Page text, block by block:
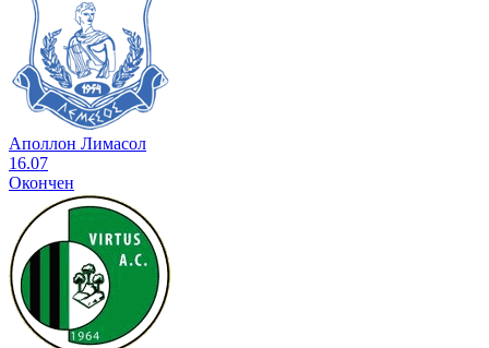
Аполлон Лимасол
16.07
Окончен